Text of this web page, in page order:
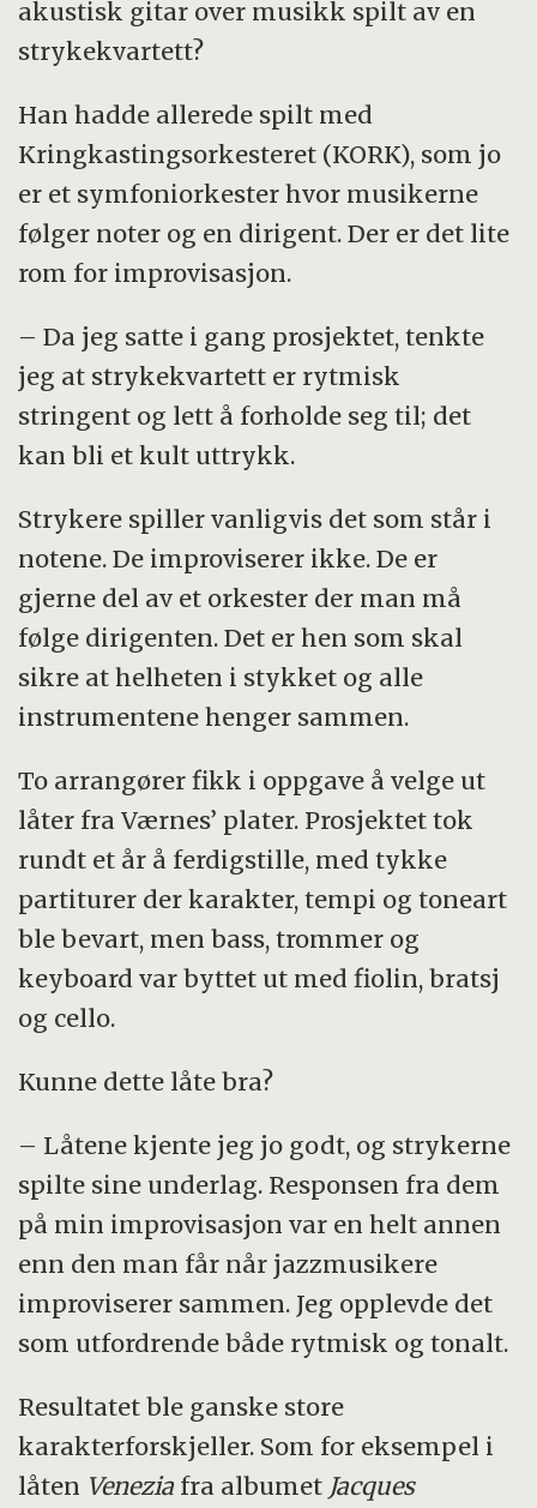
innviklingen og avviklingen av kunstens
repertoar.
Kilde: Jørn Mortensen, dekan, Avdeling for
kunst, design og medier ved Kristiania i
kronikken «Hva er kunstforskning?»
akustisk gitar over musikk spilt av en
strykekvartett?
Han hadde allerede spilt med
Kringkastingsorkesteret (KORK), som jo
er et symfoniorkester hvor musikerne
følger noter og en dirigent. Der er det lite
rom for improvisasjon.
– Da jeg satte i gang prosjektet, tenkte
jeg at strykekvartett er rytmisk
stringent og lett å forholde seg til; det
kan bli et kult uttrykk.
Strykere spiller vanligvis det som står i
notene. De improviserer ikke. De er
gjerne del av et orkester der man må
følge dirigenten. Det er hen som skal
sikre at helheten i stykket og alle
instrumentene henger sammen.
To arrangører fikk i oppgave å velge ut
låter fra Værnes’ plater. Prosjektet tok
rundt et år å ferdigstille, med tykke
partiturer der karakter, tempi og toneart
ble bevart, men bass, trommer og
keyboard var byttet ut med fiolin, bratsj
og cello.
Kunne dette låte bra?
– Låtene kjente jeg jo godt, og strykerne
spilte sine underlag. Responsen fra dem
på min improvisasjon var en helt annen
enn den man får når jazzmusikere
improviserer sammen. Jeg opplevde det
som utfordrende både rytmisk og tonalt.
Resultatet ble ganske store
karakterforskjeller. Som for eksempel i
låten Venezia fra albumet Jacques